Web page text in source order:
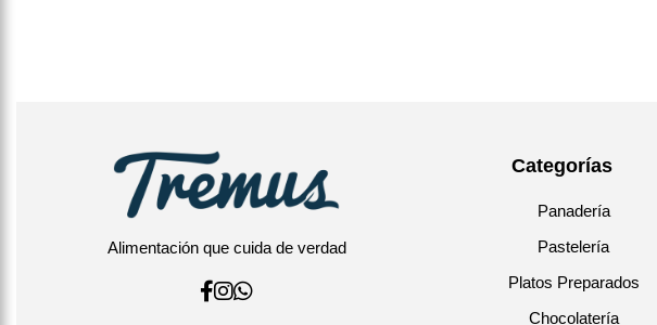
Alimentación que cuida de verdad
Categorías
Panadería
Pastelería
Platos Preparados
Chocolatería